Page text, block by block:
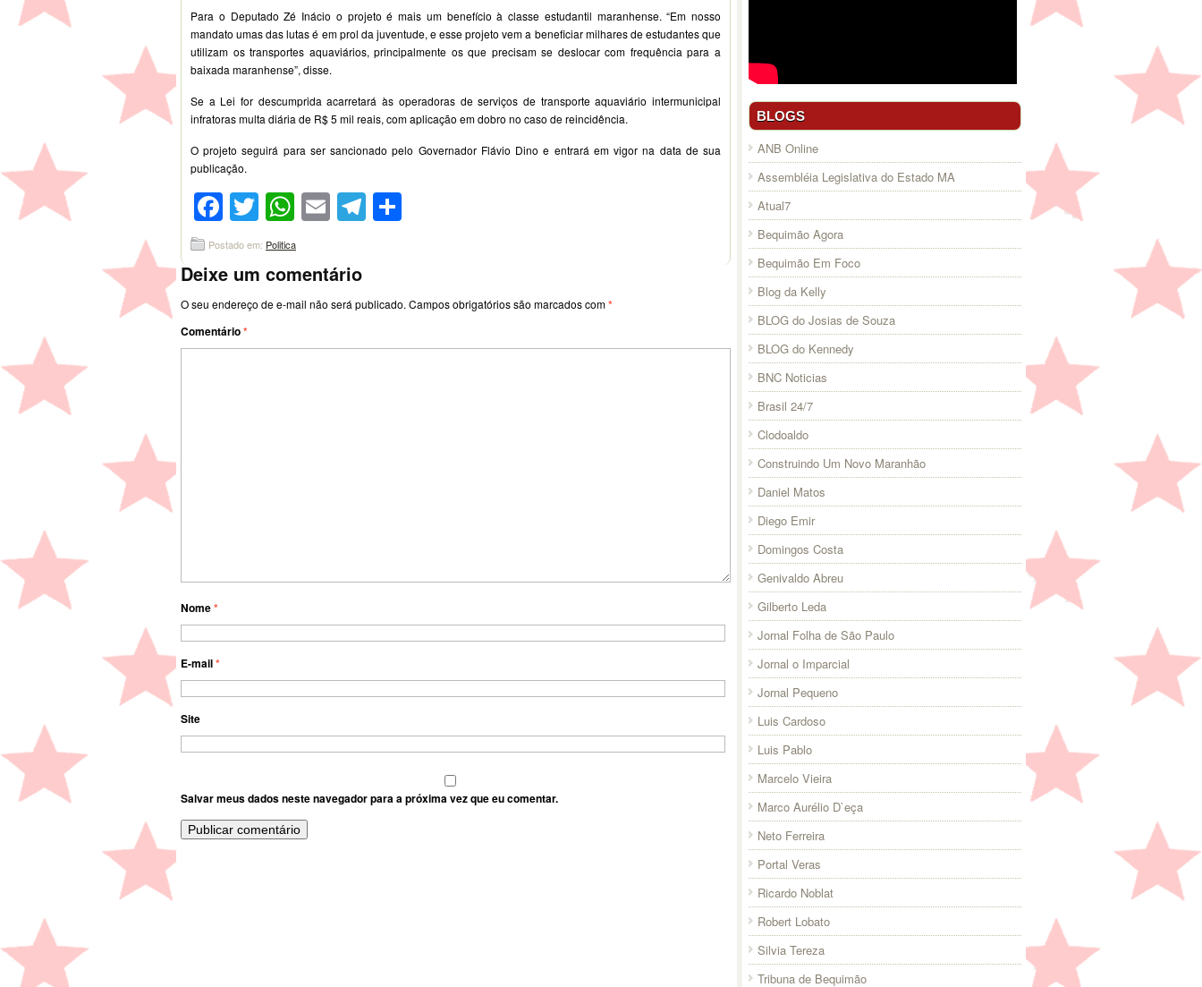
Para o Deputado Zé Inácio o projeto é mais um benefício à classe estudantil maranhense. “Em nosso
mandato umas das lutas é em prol da juventude, e esse projeto vem a beneficiar milhares de estudantes que
utilizam os transportes aquaviários, principalmente os que precisam se deslocar com frequência para a
baixada maranhense”, disse.
Se a Lei for descumprida acarretará às operadoras de serviços de transporte aquaviário intermunicipal
infratoras multa diária de R$ 5 mil reais, com aplicação em dobro no caso de reincidência.
O projeto seguirá para ser sancionado pelo Governador Flávio Dino e entrará em vigor na data de sua
publicação.
Facebook
Twitter
WhatsApp
EmailTelegram
Postado em: Politica
Deixe um comentário
O seu endereço de e-mail não será publicado. Campos obrigatórios são marcados com*
Comentário*
Nome*
E-mail*
Site
Salvar meus dados neste navegador para a próxima vez que eu comentar.
BLOGS
ANB Online
Assembléia Legislativa do Estado MA
Atual7
Bequimão Agora
Bequimão Em Foco
Blog da Kelly
BLOG do Josias de Souza
BLOG do Kennedy
BNC Noticias
Brasil 24/7
Clodoaldo
Construindo Um Novo Maranhão
Daniel Matos
Diego Emir
Domingos Costa
Genivaldo Abreu
Gilberto Leda
Jornal Folha de São Paulo
Jornal o Imparcial
Jornal Pequeno
Luis Cardoso
Luis Pablo
Marcelo Vieira
Marco Aurélio D`eça
Neto Ferreira
Portal Veras
Ricardo Noblat
Robert Lobato
Silvia Tereza
Tribuna de Bequimão